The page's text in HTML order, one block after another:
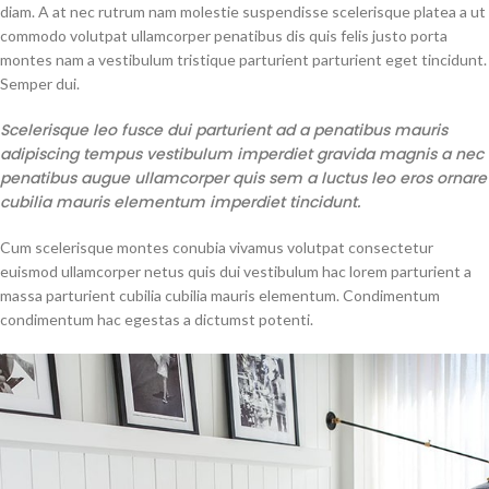
diam. A at nec rutrum nam molestie suspendisse scelerisque platea a ut
commodo volutpat ullamcorper penatibus dis quis felis justo porta
montes nam a vestibulum tristique parturient parturient eget tincidunt.
Semper dui.
Scelerisque leo fusce dui parturient ad a penatibus mauris
adipiscing tempus vestibulum imperdiet gravida magnis a nec
penatibus augue ullamcorper quis sem a luctus leo eros ornare
cubilia mauris elementum imperdiet tincidunt.
Cum scelerisque montes conubia vivamus volutpat consectetur
euismod ullamcorper netus quis dui vestibulum hac lorem parturient a
massa parturient cubilia cubilia mauris elementum. Condimentum
condimentum hac egestas a dictumst potenti.